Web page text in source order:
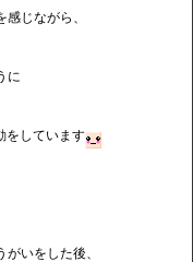
じながら、
に
をしています
いをした後、